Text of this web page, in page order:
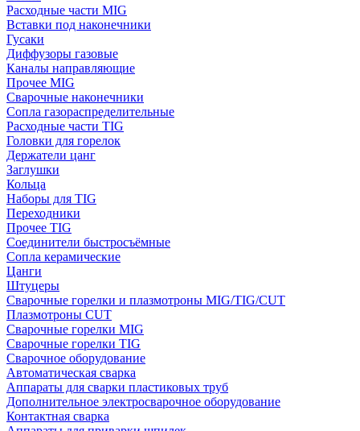
Расходные части MIG
Вставки под наконечники
Гусаки
Диффузоры газовые
Каналы направляющие
Прочее MIG
Сварочные наконечники
Сопла газораспределительные
Расходные части TIG
Головки для горелок
Держатели цанг
Заглушки
Кольца
Наборы для TIG
Переходники
Прочее TIG
Соединители быстросъёмные
Сопла керамические
Цанги
Штуцеры
Сварочные горелки и плазмотроны MIG/TIG/CUT
Плазмотроны CUT
Сварочные горелки MIG
Сварочные горелки TIG
Сварочное оборудование
Автоматическая сварка
Аппараты для сварки пластиковых труб
Дополнительное электросварочное оборудование
Контактная сварка